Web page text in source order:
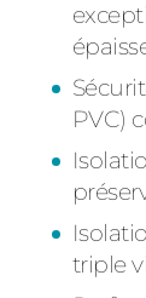
PVC)
triple